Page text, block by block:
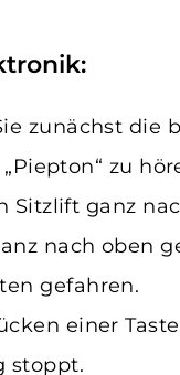
zunächst die
zu
Sitzlift ganz
nach oben
gefahren.
einer
stoppt.